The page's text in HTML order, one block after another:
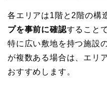
各エリアは1階と2階の構
プを事前に確認すること
特に広い敷地を持つ施設
が複数ある場合は、エリ
おすすめします。